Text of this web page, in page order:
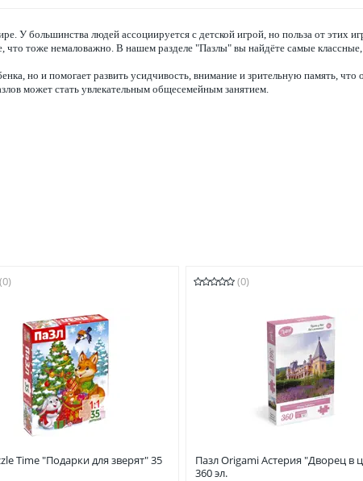
У большинства людей ассоциируется с детской игрой, но польза от этих
тоже немаловажно. В нашем разделе "Пазлы" вы найдёте самые
но и помогает развить усидчивость, внимание и зрительную память,
может стать увлекательным общесемейным занятием.
(0)
Time "Подарки для зверят" 35
(0)
Пазл Origami Астерия "Дворец в
360 эл.